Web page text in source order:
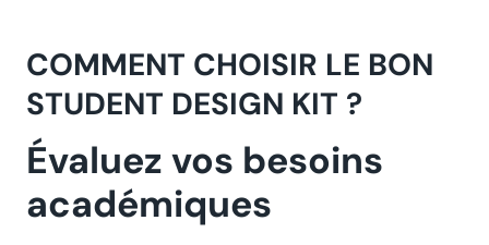
COMMENT CHOISIR LE BON
STUDENT DESIGN KIT ?
Évaluez vos besoins
académiques